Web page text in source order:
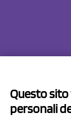
Via
Questo
personali